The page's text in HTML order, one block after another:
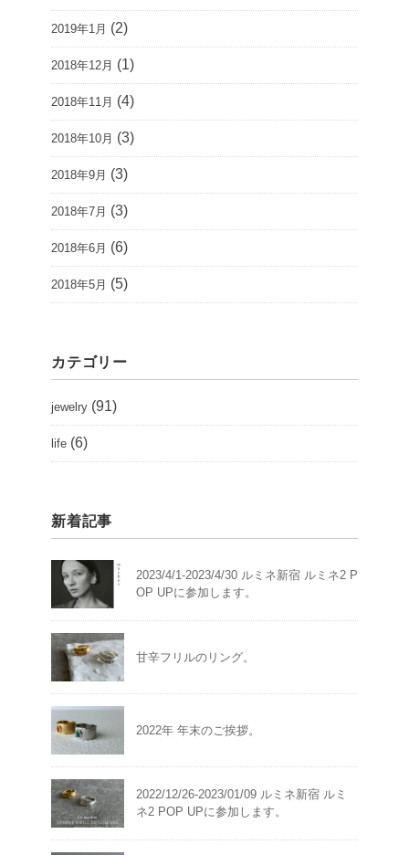
2019年1月 (2)
2018年12月 (1)
2018年11月 (4)
2018年10月 (3)
2018年9月 (3)
2018年7月 (3)
2018年6月 (6)
2018年5月 (5)
カテゴリー
jewelry (91)
life (6)
新着記事
2023/4/1-2023/4/30 ルミネ新宿 ルミネ2 P
OP UPに参加します。
甘辛フリルのリング。
2022年 年末のご挨拶。
2022/12/26-2023/01/09 ルミネ新宿 ルミ
ネ2 POP UPに参加します。